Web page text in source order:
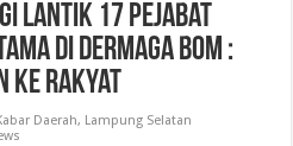
Lantik 17 Pejabat
di Dermaga BOM :
ke Rakyat
Daerah, Lampung Selatan